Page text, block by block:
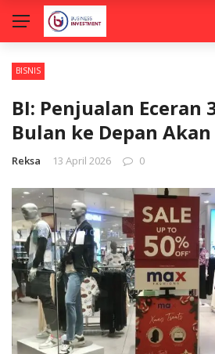
BISNIS
BI: Penjualan Eceran
Bulan ke Depan
Reksa 13 April 2026 0